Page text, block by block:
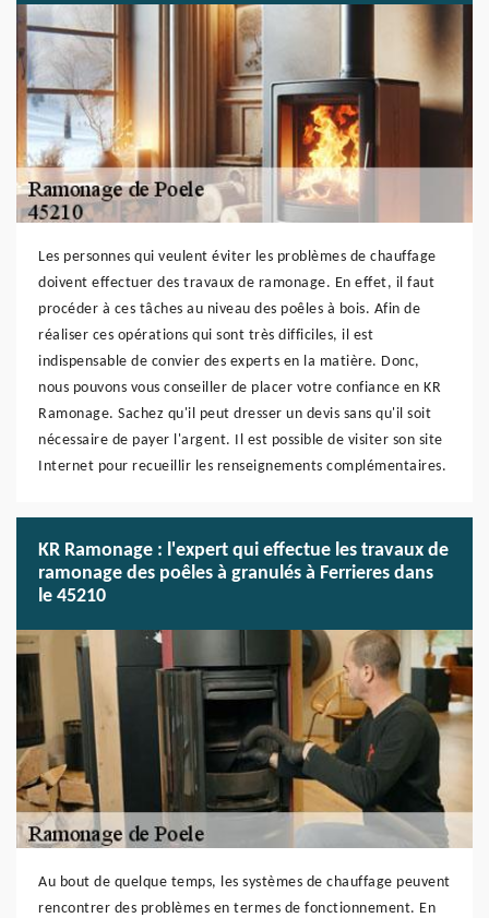
Les personnes qui veulent éviter les problèmes de chauffage
doivent effectuer des travaux de ramonage. En effet, il faut
procéder à ces tâches au niveau des poêles à bois. Afin de
réaliser ces opérations qui sont très difficiles, il est
indispensable de convier des experts en la matière. Donc,
nous pouvons vous conseiller de placer votre confiance en KR
Ramonage. Sachez qu'il peut dresser un devis sans qu'il soit
nécessaire de payer l'argent. Il est possible de visiter son site
Internet pour recueillir les renseignements complémentaires.
KR Ramonage : l'expert qui effectue les travaux de
ramonage des poêles à granulés à Ferrieres dans
le 45210
Au bout de quelque temps, les systèmes de chauffage peuvent
rencontrer des problèmes en termes de fonctionnement. En